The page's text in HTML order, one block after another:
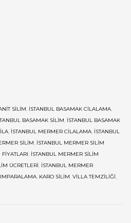
SILIM, İSTANBUL BASAMAK CILALAMA,
BASAMAK SILIM, İSTANBUL BASAMAK
, İSTANBUL MERMER CILALAMA, İSTANBUL
SILIM, İSTANBUL MERMER SILIM
, İSTANBUL MERMER SILIM
ÜCRETLERI, İSTANBUL MERMER
, KARO SILIM, VILLA TEMZILIĞI,